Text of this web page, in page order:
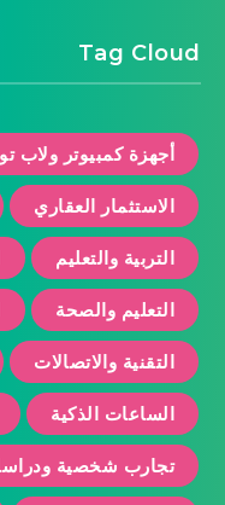
Tag Cloud
أجهزة كمبيوتر ولاب
الاستثمار العقاري
التربية والتعليم
التعليم والصحة
التقنية والاتصالات
الساعات الذكية
تجارب شخصية